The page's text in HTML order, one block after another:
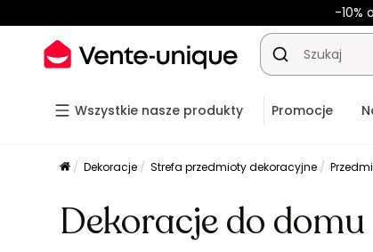
-10%
Wszystkie nasze produkty Promocje
Dekoracje Strefa przedmioty dekoracyjne
Dekoracje do domu